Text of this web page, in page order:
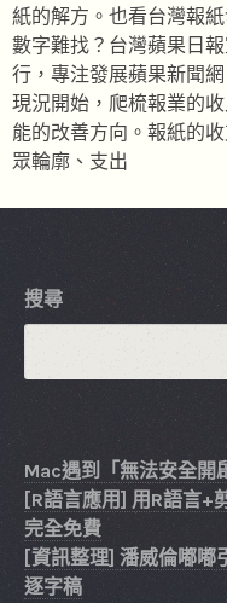
紙的解方。也看台灣報
數字難找？台灣蘋果日
行，專注發展蘋果新聞
現況開始，爬梳報業的
能的改善方向。報紙的
眾輪廓、支出
搜尋
Mac遇到「無法安全開
[R語言應用] 用R語言+
完全免費
[資訊整理] 潘威倫嘟嘟
逐字稿